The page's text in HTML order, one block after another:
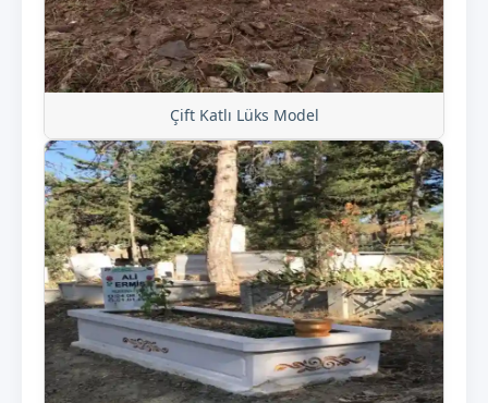
Çift Katlı Lüks Model